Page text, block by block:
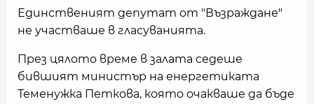
Единственият депутат от "Възраждане"
не участваше в гласуванията.
През цялото време в залата седеше
бившият министър на енергетиката
Теменужка Петкова, която очакваше да бъде